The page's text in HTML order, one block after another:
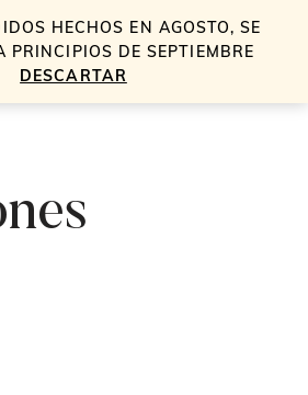
HECHOS EN AGOSTO, SE
PRINCIPIOS DE SEPTIEMBRE
DESCARTAR